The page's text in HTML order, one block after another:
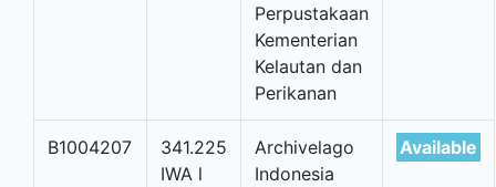
Perpustakaan
Kementerian
Kelautan dan
Perikanan
B1004207
341.225
IWA l
Archivelago
Indonesia
Available